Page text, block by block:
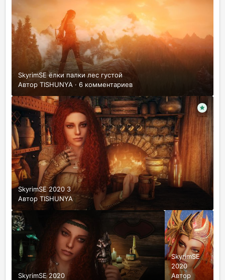
SkyrimSE ёлки палки лес густой
Автор TISHUNYA · 6 комментариев
SkyrimSE 2020 3
АвторTISHUNYA
SkyrimSE 2020
SkyrimSE
2020
Автор